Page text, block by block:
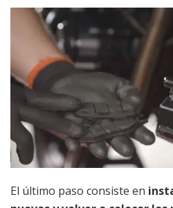
El último paso consiste en